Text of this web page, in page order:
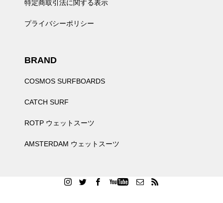
特定商取引法に関する表示
プライバシーポリシー
BRAND
COSMOS SURFBOARDS
CATCH SURF
ROTP ウェットスーツ
AMSTERDAM ウェットスーツ